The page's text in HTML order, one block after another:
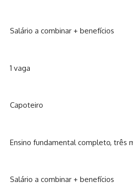
Salário a combinar + benefícios
1 vaga
Capoteiro
Ensino fundamental completo, três
Salário a combinar + benefícios